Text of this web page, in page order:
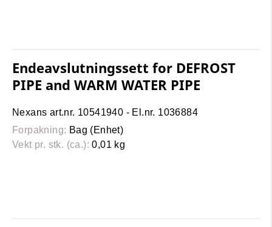
Endeavslutningssett for DEFROST
PIPE and WARM WATER PIPE
Nexans art.nr. 10541940 - El.nr. 1036884
Forpakning: Bag (Enhet)
Vekt pr. stk. (ca.): 0,01 kg